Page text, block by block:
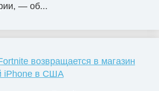
— об...
возвращается в магазин
iPhone в США